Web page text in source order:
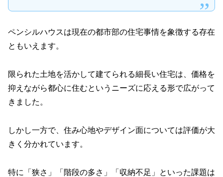
ペンシルハウスは現在の都市部の住宅事情を象徴する存在
ともいえます。
限られた土地を活かして建てられる細長い住宅は、価格を
抑えながら都心に住むというニーズに応える形で広がって
きました。
しかし一方で、住み心地やデザイン面については評価が大
きく分かれています。
特に「狭さ」「階段の多さ」「収納不足」といった課題は